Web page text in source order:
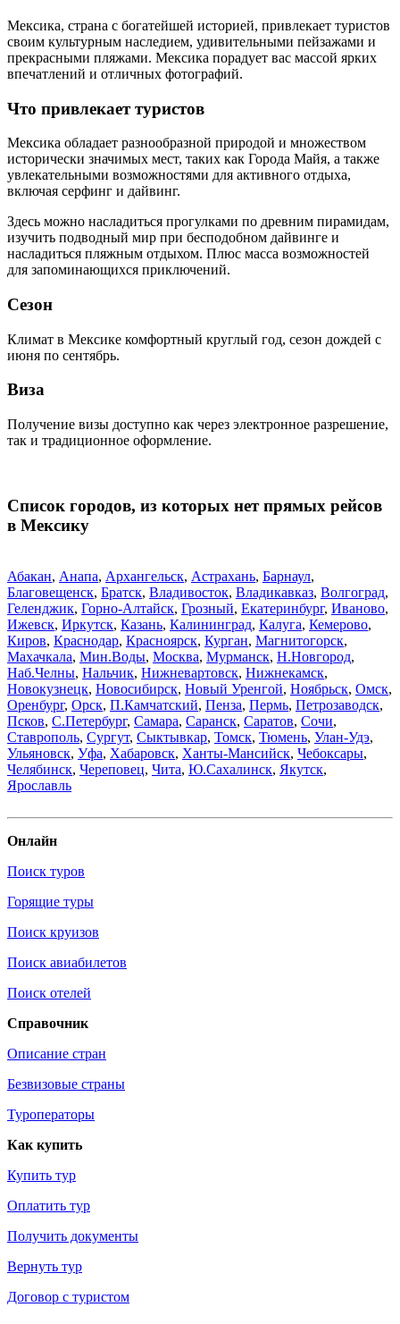
Мексика, страна с богатейшей историей, привлекает туристов
своим культурным наследием, удивительными пейзажами и
прекрасными пляжами. Мексика порадует вас массой ярких
впечатлений и отличных фотографий.
Что привлекает туристов
Мексика обладает разнообразной природой и множеством
исторически значимых мест, таких как Города Майя, а также
увлекательными возможностями для активного отдыха,
включая серфинг и дайвинг.
Здесь можно насладиться прогулками по древним пирамидам,
изучить подводный мир при бесподобном дайвинге и
насладиться пляжным отдыхом. Плюс масса возможностей
для запоминающихся приключений.
Сезон
Климат в Мексике комфортный круглый год, сезон дождей с
июня по сентябрь.
Виза
Получение визы доступно как через электронное разрешение,
так и традиционное оформление.
Список городов, из которых нет прямых рейсов
в Мексику
Абакан, Анапа, Архангельск, Астрахань, Барнаул,
Благовещенск, Братск, Владивосток, Владикавказ, Волгоград,
Геленджик, Горно-Алтайск, Грозный, Екатеринбург, Иваново,
Ижевск, Иркутск, Казань, Калининград, Калуга, Кемерово,
Киров, Краснодар, Красноярск, Курган, Магнитогорск,
Махачкала, Мин.Воды, Москва, Мурманск, Н.Новгород,
Наб.Челны, Нальчик, Нижневартовск, Нижнекамск,
Новокузнецк, Новосибирск, Новый Уренгой, Ноябрьск, Омск,
Оренбург, Орск, П.Камчатский, Пенза, Пермь, Петрозаводск,
Псков, С.Петербург, Самара, Саранск, Саратов, Сочи,
Ставрополь, Сургут, Сыктывкар, Томск, Тюмень, Улан-Удэ,
Ульяновск, Уфа, Хабаровск, Ханты-Мансийск, Чебоксары,
Челябинск, Череповец, Чита, Ю.Сахалинск, Якутск,
Ярославль
Онлайн
Поиск туров
Горящие туры
Поиск круизов
Поиск авиабилетов
Поиск отелей
Справочник
Описание стран
Безвизовые страны
Туроператоры
Как купить
Купить тур
Оплатить тур
Получить документы
Вернуть тур
Договор с туристом